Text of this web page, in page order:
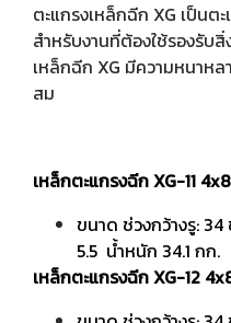
ตะแกรงเหล็กฉีก XG เป็นต
สำหรับงานที่ต้องใช้รองรับ
เหล็กฉีก XG มีความหนาหล
สม
เหล็กตะแกรงฉีก XG-11
ขนาด ช่วงกว้างรู: 34
5.5 น้ำหนัก 34.1 กก.
เหล็กตะแกรงฉีก XG-12